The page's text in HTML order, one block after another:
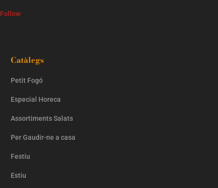
Follow
Catàlegs
Petit Fogó
Especial Horeca
Assortiments Salats
Per Gaudir-ne a casa
Festiu
Estiu